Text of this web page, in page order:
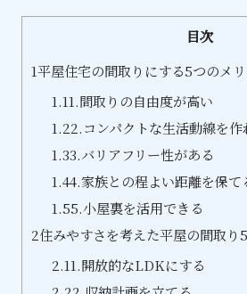
目次
1平屋住宅の間取りにする5つのメリ
1.11.間取りの自由度が高い
1.22.コンパクトな生活動線を作
1.33.バリアフリー性がある
1.44.家族との程よい距離を保て
1.55.小屋裏を活用できる
2住みやすさを考えた平屋の間取り
2.11.開放的なLDKにする